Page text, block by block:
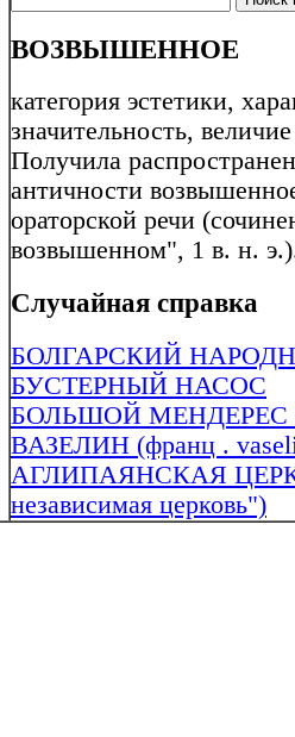
ВОЗВЫШЕННОЕ
категория эстетики,
значительность,
Получила
античности
ораторской речи
возвышенном", 1 в. н.
Случайная справка
БОЛГАРСКИЙ
БУСТЕРНЫЙ НАСОС
БОЛЬШОЙ МЕНДЕРЕС
ВАЗЕЛИН (франц .
АГЛИПАЯНСКАЯ
независимая церковь")